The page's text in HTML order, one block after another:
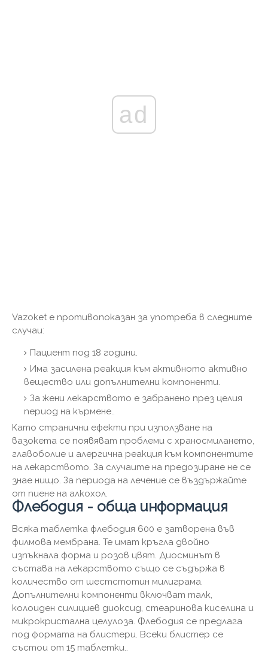
ad
Vazoket е противопоказан за употреба в следните
случаи:
Пациент под 18 години.
Има засилена реакция към активното активно
вещество или допълнителни компоненти.
За жени лекарството е забранено през целия
период на кърмене..
Като странични ефекти при използване на
вазокета се появяват проблеми с храносмилането,
главоболие и алергична реакция към компонентите
на лекарството. За случаите на предозиране не се
знае нищо. За периода на лечение се въздържайте
от пиене на алкохол.
Флебодия - обща информация
Всяка таблетка флебодия 600 е затворена във
филмова мембрана. Те имат кръгла двойно
изпъкнала форма и розов цвят. Диосминът в
състава на лекарството също се съдържа в
количество от шестстотин милиграма.
Допълнителни компоненти включват талк,
колоиден силициев диоксид, стеаринова киселина и
микрокристална целулоза. Флебодия се предлага
под формата на блистери. Всеки блистер се
състои от 15 таблетки..